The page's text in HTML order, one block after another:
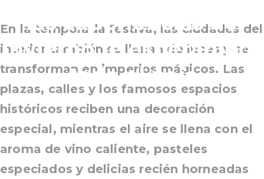
las experiencias de
invierno te esperan por
todo el país
En la temporada festiva, las ciudades del
interior también se llenan de luces y se
transforman en imperios mágicos. Las
plazas, calles y los famosos espacios
históricos reciben una decoración
especial, mientras el aire se llena con el
aroma de vino caliente, pasteles
especiados y delicias recién horneadas